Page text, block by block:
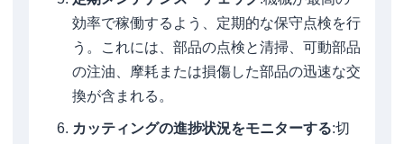
効率で稼働するよう、定期的な保守点検を行
う。これには、部品の点検と清掃、可動部品
の注油、摩耗または損傷した部品の迅速な交
換が含まれる。
カッティングの進捗状況をモニターする:切